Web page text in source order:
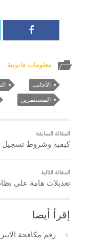
معلومات قانونية
الأجانب
المستثمرين
المقالة السابقة
كيفية وشروط تسجيل
المقالة التالية
تعديلات هامة على
إقرأ أيضا
رقم مكافحة